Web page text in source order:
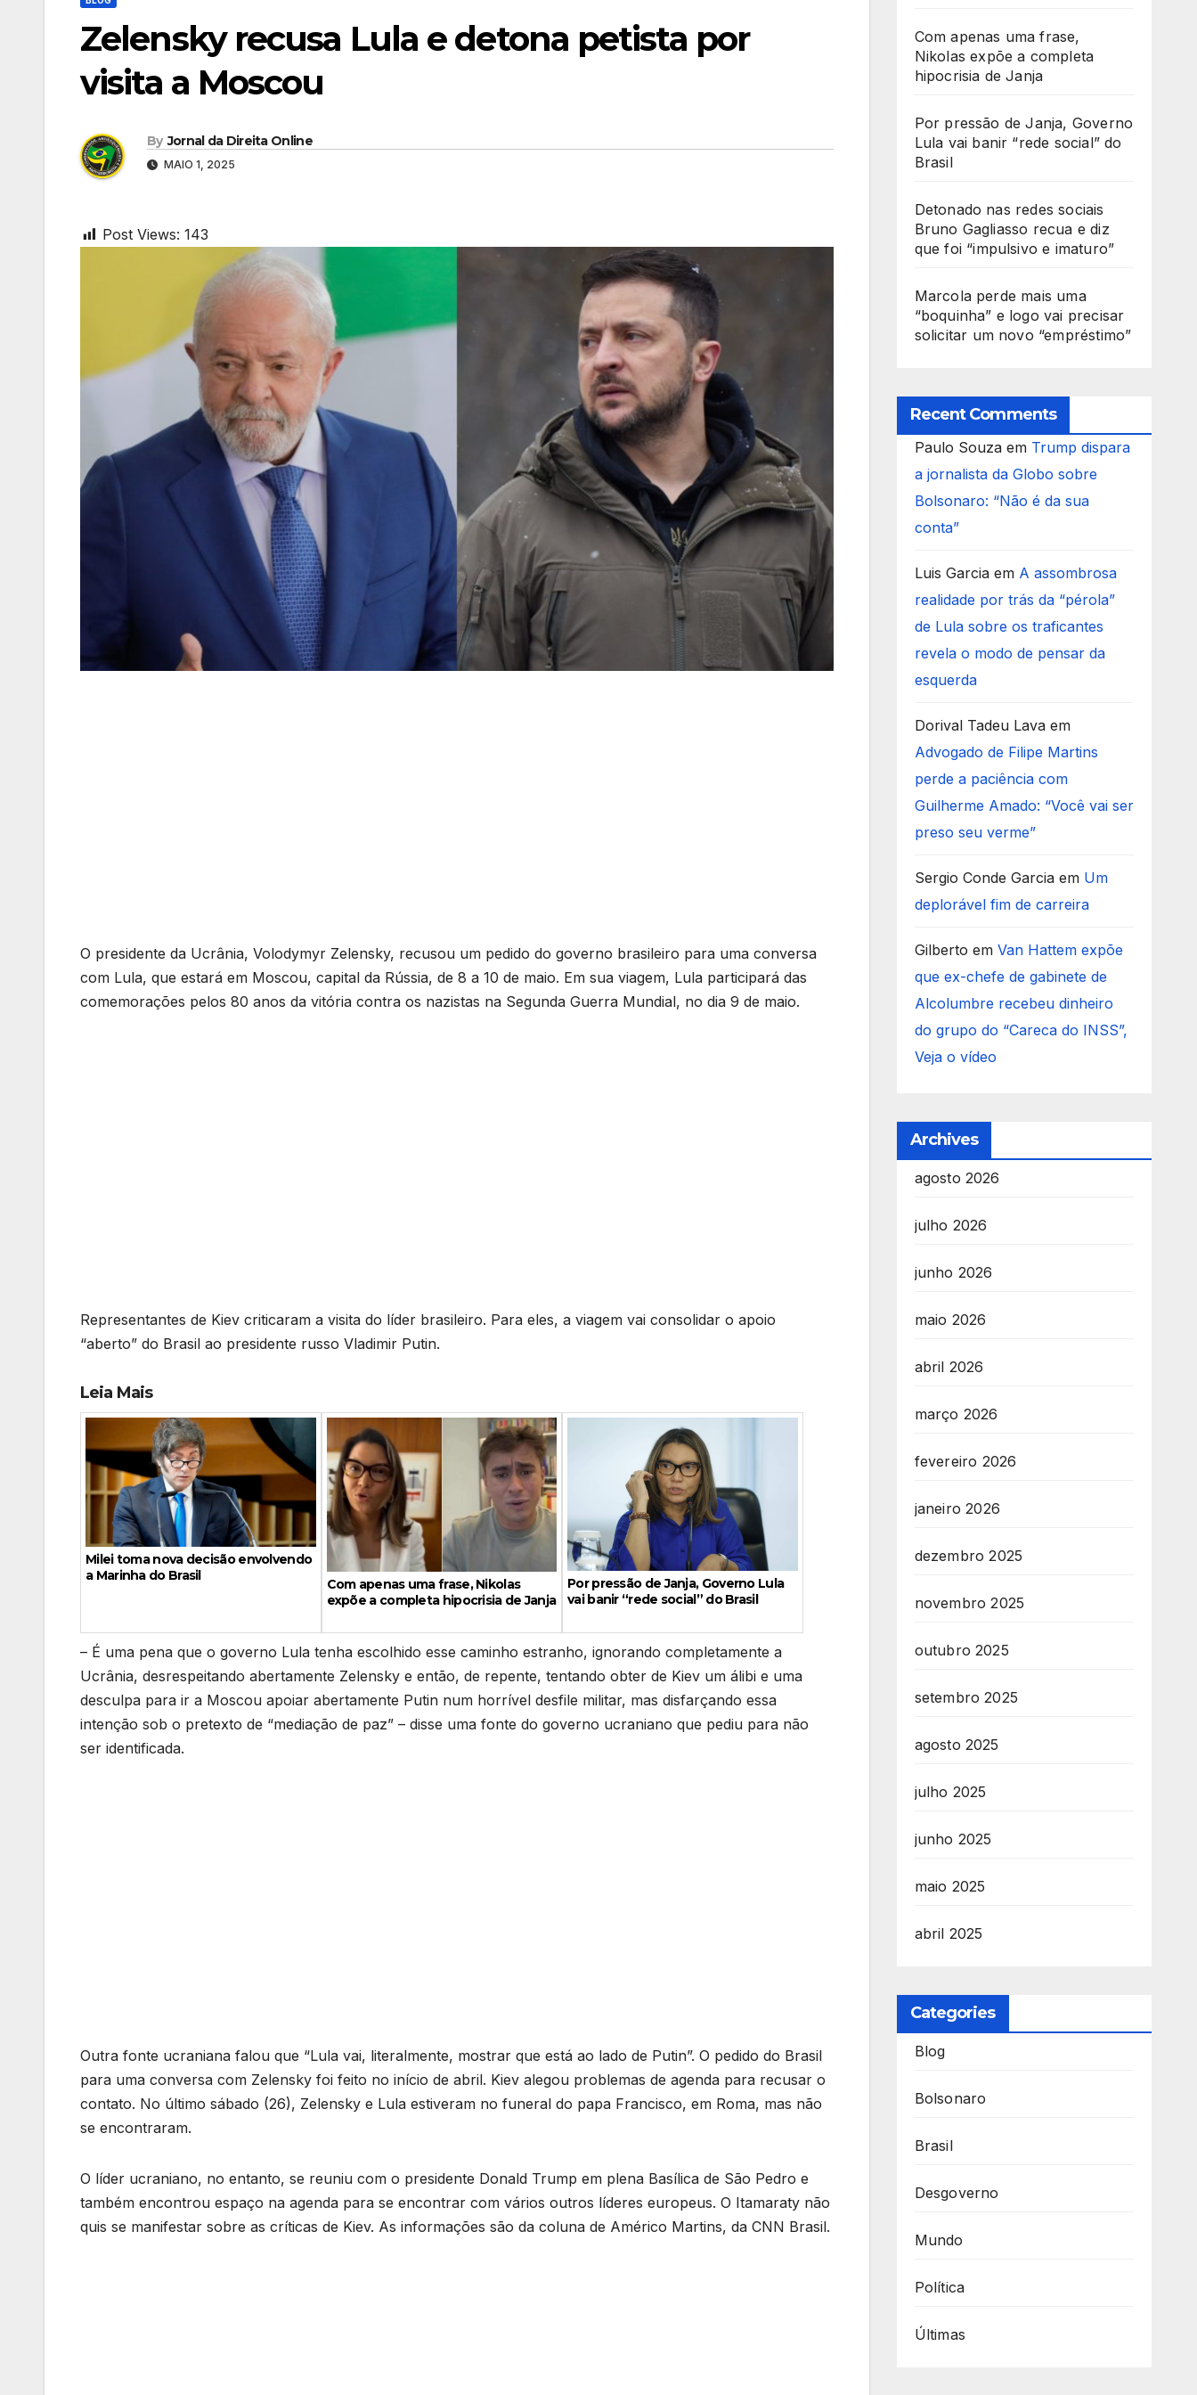
Zelensky recusa Lula e detona petista por
visita a Moscou
By Jornal da Direita Online
MAIO 1, 2025
Post Views: 143
O presidente da Ucrânia, Volodymyr Zelensky, recusou um pedido do governo brasileiro para uma conversa
com Lula, que estará em Moscou, capital da Rússia, de 8 a 10 de maio. Em sua viagem, Lula participará das
comemorações pelos 80 anos da vitória contra os nazistas na Segunda Guerra Mundial, no dia 9 de maio.
Representantes de Kiev criticaram a visita do líder brasileiro. Para eles, a viagem vai consolidar o apoio
“aberto” do Brasil ao presidente russo Vladimir Putin.
Leia Mais
Milei toma nova decisão envolvendo
a Marinha do Brasil
Com apenas uma frase, Nikolas
expõe a completa hipocrisia de Janja
Por pressão de Janja, Governo Lula
vai banir “rede social” do Brasil
– É uma pena que o governo Lula tenha escolhido esse caminho estranho, ignorando completamente a
Ucrânia, desrespeitando abertamente Zelensky e então, de repente, tentando obter de Kiev um álibi e uma
desculpa para ir a Moscou apoiar abertamente Putin num horrível desfile militar, mas disfarçando essa
intenção sob o pretexto de “mediação de paz” – disse uma fonte do governo ucraniano que pediu para não
ser identificada.
Outra fonte ucraniana falou que “Lula vai, literalmente, mostrar que está ao lado de Putin”. O pedido do Brasil
para uma conversa com Zelensky foi feito no início de abril. Kiev alegou problemas de agenda para recusar o
contato. No último sábado (26), Zelensky e Lula estiveram no funeral do papa Francisco, em Roma, mas não
se encontraram.
O líder ucraniano, no entanto, se reuniu com o presidente Donald Trump em plena Basílica de São Pedro e
também encontrou espaço na agenda para se encontrar com vários outros líderes europeus. O Itamaraty não
quis se manifestar sobre as críticas de Kiev. As informações são da coluna de Américo Martins, da CNN Brasil.
Com apenas uma frase,
Nikolas expõe a completa
hipocrisia de Janja
Por pressão de Janja, Governo
Lula vai banir “rede social” do
Brasil
Detonado nas redes sociais
Bruno Gagliasso recua e diz
que foi “impulsivo e imaturo”
Marcola perde mais uma
“boquinha” e logo vai precisar
solicitar um novo “empréstimo”
Recent Comments
Paulo Souzaem Trump dispara
a jornalista da Globo sobre
Bolsonaro: “Não é da sua
conta”
Luis Garciaem A assombrosa
realidade por trás da “pérola”
de Lula sobre os traficantes
revela o modo de pensar da
esquerda
Dorival Tadeu Lavaem
Advogado de Filipe Martins
perde a paciência com
Guilherme Amado: “Você vai ser
preso seu verme”
Sergio Conde Garciaem Um
deplorável fim de carreira
Gilberto em Van Hattem expõe
que ex-chefe de gabinete de
Alcolumbre recebeu dinheiro
do grupo do “Careca do INSS”,
Veja o vídeo
Archives
agosto 2026
julho 2026
junho 2026
maio 2026
abril 2026
março 2026
fevereiro 2026
janeiro 2026
dezembro 2025
novembro 2025
outubro 2025
setembro 2025
agosto 2025
julho 2025
junho 2025
maio 2025
abril 2025
Categories
Blog
Bolsonaro
Brasil
Desgoverno
Mundo
Política
Últimas